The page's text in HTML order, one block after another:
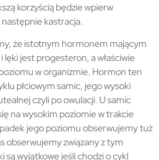
korzyścią będzie wpierw
kastracja.
że istotnym hormonem mającym
lęki jest progesteron, a właściwie
w organizmie. Hormon ten
płciowym samic, jego wysoki
czyli po owulacji. U samic
na wysokim poziomie w trakcie
jego poziomu obserwujemy tuż
obserwujemy związany z tym
są wyjątkowe jeśli chodzi o cykl